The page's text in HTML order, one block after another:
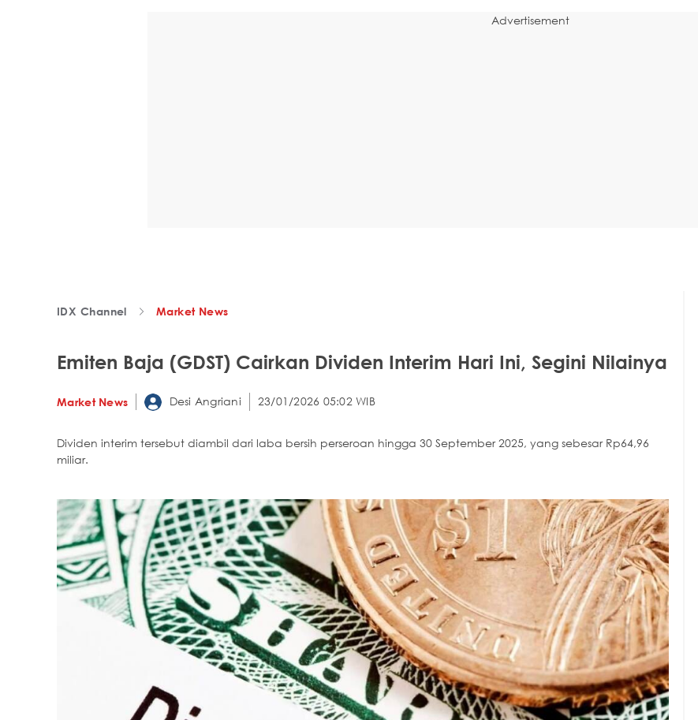
Advertisement
IDX Channel Market News
Emiten Baja (GDST) Cairkan Dividen Interim Hari Ini, Segini Nilainya
Market News Desi Angriani 23/01/2026 05:02 WIB
Dividen interim tersebut diambil dari laba bersih perseroan hingga 30 September 2025, yang sebesar Rp64,96
miliar.